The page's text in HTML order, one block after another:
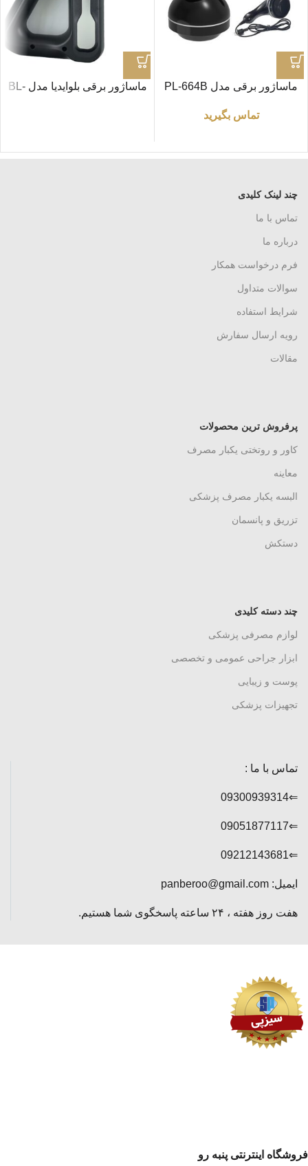
ماساژور برقی مدل PL-664B
تماس بگیرید
ماساژور برقی بلوایدیا مدل BL-
چند لینک کلیدی
تماس با ما
درباره ما
فرم درخواست همکار
سوالات متداول
شرایط استفاده
رویه ارسال سفارش
مقالات
پرفروش ترین محصولات
کاور و روتختی یکبار مصرف
معاینه
البسه یکبار مصرف پزشکی
تزریق و پانسمان
دستکش
چند دسته کلیدی
لوازم مصرفی پزشکی
ابزار جراحی عمومی و تخصصی
پوست و زیبایی
تجهیزات پزشکی
تماس با ما :
⇐09300939314
⇐09051877117
⇐09212143681
ایمیل: panberoo@gmail.com
هفت روز هفته ، ۲۴ ساعته پاسخگوی شما هستیم.
فروشگاه اینترنتی پنبه رو